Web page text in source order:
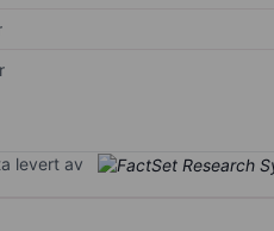
levert av